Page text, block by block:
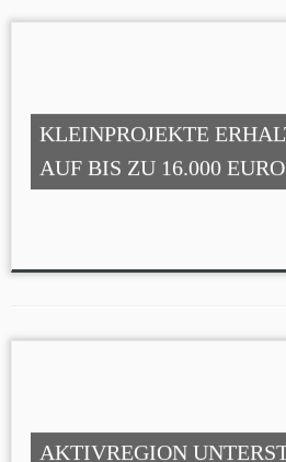
KLEINPROJEKTE
AUF BIS ZU 16.000
AKTIVREGION